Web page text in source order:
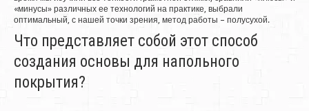
«минусы» различных ее технологий на практике, выбрали
оптимальный, с нашей точки зрения, метод работы – полусухой.
Что представляет собой этот способ
создания основы для напольного
покрытия?